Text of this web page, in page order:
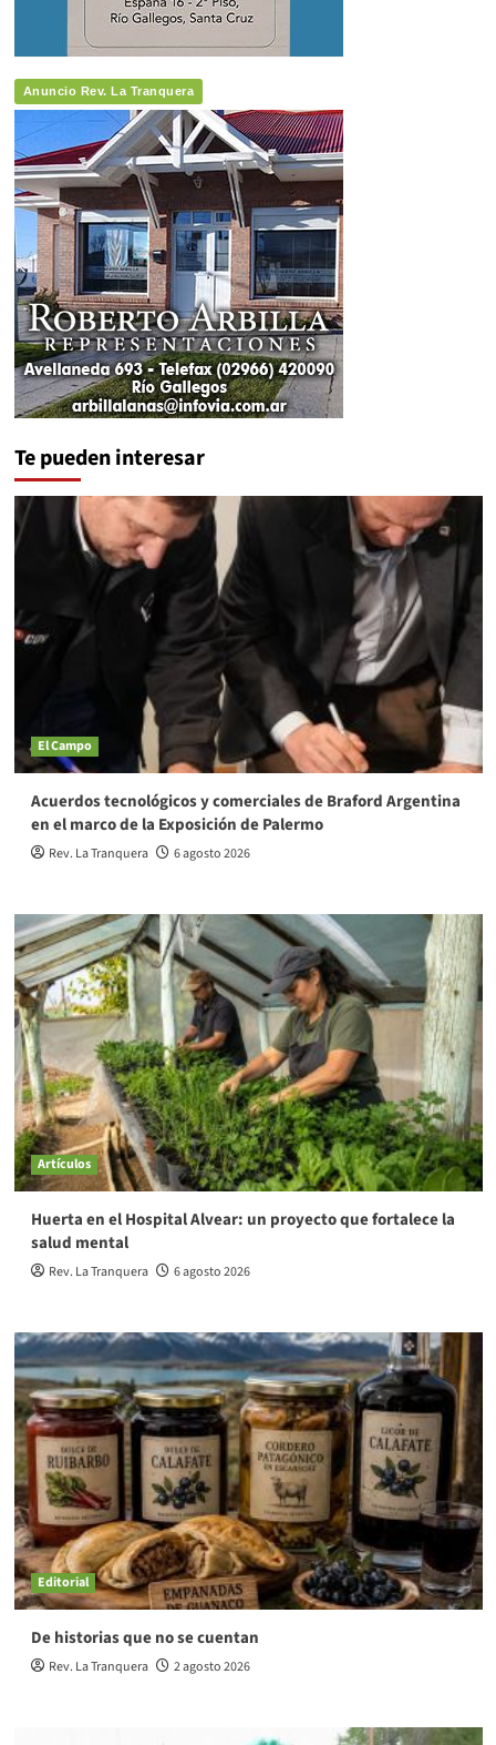
Anuncio Rev. La Tranquera
Te pueden interesar
El Campo
Acuerdos tecnológicos y comerciales de Braford Argentina
en el marco de la Exposición de Palermo
Rev. La Tranquera 6 agosto 2026
Artículos
Huerta en el Hospital Alvear: un proyecto que fortalece la
salud mental
Rev. La Tranquera 6 agosto 2026
Editorial
De historias que no se cuentan
Rev. La Tranquera 2 agosto 2026